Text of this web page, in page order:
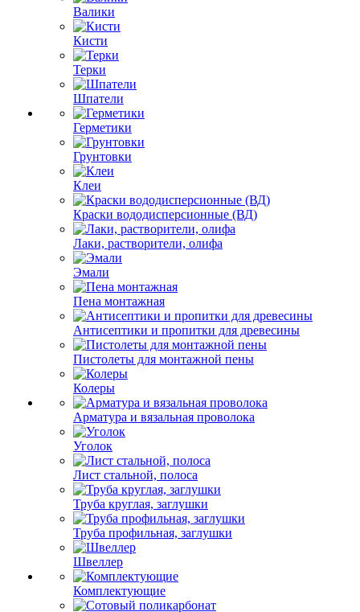
Валики
Кисти
Терки
Шпатели
Герметики
Грунтовки
Клеи
Краски вододисперсионные (ВД)
Лаки, растворители, олифа
Эмали
Пена монтажная
Антисептики и пропитки для древесины
Пистолеты для монтажной пены
Колеры
Арматура и вязальная проволока
Уголок
Лист стальной, полоса
Труба круглая, заглушки
Труба профильная, заглушки
Швеллер
Комплектующие